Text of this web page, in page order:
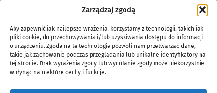
Zarządzaj zgodą
Aby zapewnić jak najlepsze wrażenia, korzystamy z technologii, takich jak
pliki cookie, do przechowywania i/lub uzyskiwania dostępu do informacji
o urządzeniu. Zgoda na te technologie pozwoli nam przetwarzać dane,
takie jak zachowanie podczas przeglądania lub unikalne identyfikatory na
tej stronie. Brak wyrażenia zgody lub wycofanie zgody może niekorzystnie
wpłynąć na niektóre cechy i funkcje.
Blog technologiczny
info@zitwziete.org
O Nas
Komputery
Linux